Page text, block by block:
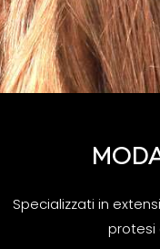
Specializzati in
protesi